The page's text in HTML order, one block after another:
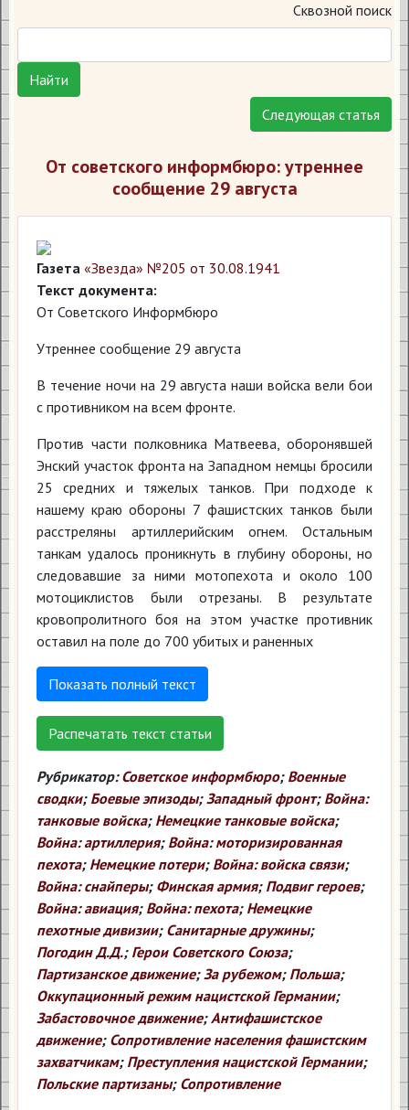
Сквозной поиск
Найти
Следующая статья
От советского информбюро: утреннее
сообщение 29 августа
Газета «Звезда» №205 от 30.08.1941
Текст документа:
От Советского Информбюро
Утреннее сообщение 29 августа
В течение ночи на 29 августа наши войска вели бои
с противником на всем фронте.
Против части полковника Матвеева, оборонявшей
Энский участок фронта на Западном немцы бросили
25 средних и тяжелых танков. При подходе к
нашему краю обороны 7 фашистских танков были
расстреляны артиллерийским огнем. Остальным
танкам удалось проникнуть в глубину обороны, но
следовавшие за ними мотопехота и около 100
мотоциклистов были отрезаны. В результате
кровопролитного боя на этом участке противник
оставил на поле до 700 убитых и раненных
Показать полный текст
Распечатать текст статьи
Рубрикатор: Советское информбюро; Военные
сводки; Боевые эпизоды;Западный фронт; Война:
танковые войска; Немецкие танковые войска;
Война: артиллерия; Война: моторизированная
пехота; Немецкие потери; Война: войска связи;
Война: снайперы; Финская армия; Подвиг героев;
Война: авиация; Война: пехота; Немецкие
пехотные дивизии; Санитарные дружины;
Погодин Д.Д.; Герои Советского Союза;
Партизанское движение;За рубежом; Польша;
Оккупационный режим нацистской Германии;
Забастовочное движение;Антифашистское
движение; Сопротивление населения фашистским
захватчикам; Преступления нацистской Германии;
Польские партизаны; Сопротивление